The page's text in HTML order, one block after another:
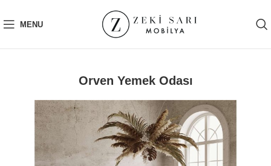
MENU
Orven Yemek Odası